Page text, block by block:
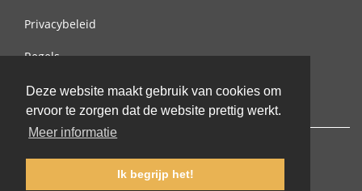
Deze website maakt gebruik van cookies om
ervoor te zorgen dat de website prettig werkt.
Meer informatie
Ik begrijp het!
Privacybeleid
Regels
Contact met ons opnemen